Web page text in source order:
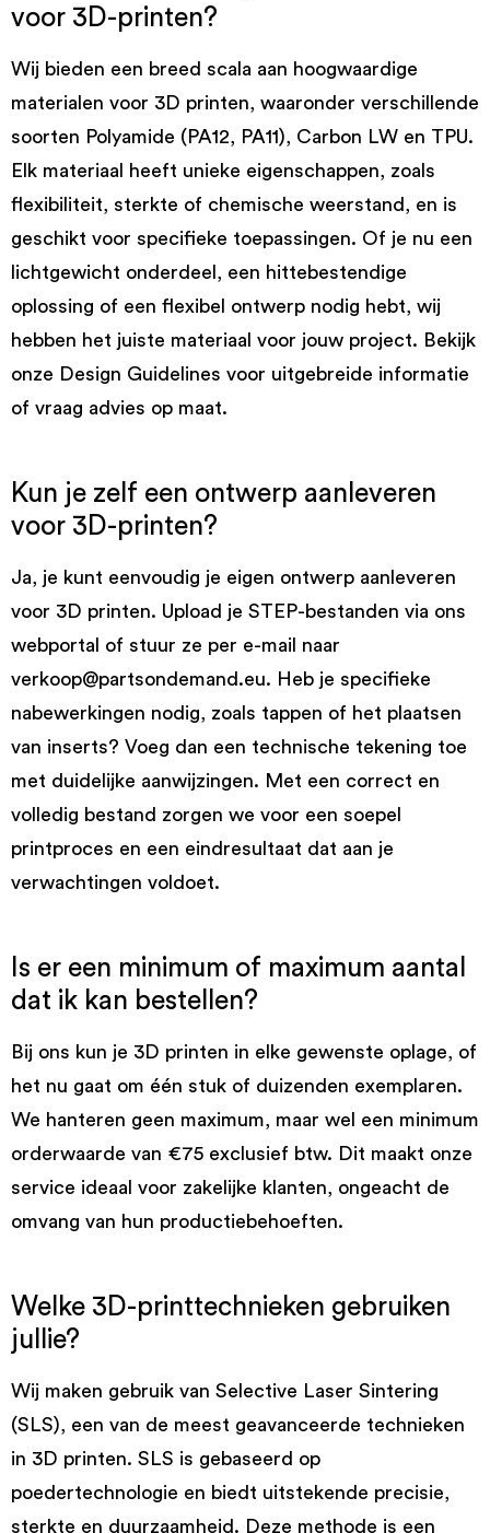
voor 3D-printen?
Wij bieden een breed scala aan hoogwaardige
materialen voor 3D printen, waaronder verschillende
soorten Polyamide (PA12, PA11), Carbon LW en TPU.
Elk materiaal heeft unieke eigenschappen, zoals
flexibiliteit, sterkte of chemische weerstand, en is
geschikt voor specifieke toepassingen. Of je nu een
lichtgewicht onderdeel, een hittebestendige
oplossing of een flexibel ontwerp nodig hebt, wij
hebben het juiste materiaal voor jouw project. Bekijk
onze Design Guidelines voor uitgebreide informatie
of vraag advies op maat.
Kun je zelf een ontwerp aanleveren
voor 3D-printen?
Ja, je kunt eenvoudig je eigen ontwerp aanleveren
voor 3D printen. Upload je STEP-bestanden via ons
webportal of stuur ze per e-mail naar
verkoop@partsondemand.eu. Heb je specifieke
nabewerkingen nodig, zoals tappen of het plaatsen
van inserts? Voeg dan een technische tekening toe
met duidelijke aanwijzingen. Met een correct en
volledig bestand zorgen we voor een soepel
printproces en een eindresultaat dat aan je
verwachtingen voldoet.
Is er een minimum of maximum aantal
dat ik kan bestellen?
Bij ons kun je 3D printen in elke gewenste oplage, of
het nu gaat om één stuk of duizenden exemplaren.
We hanteren geen maximum, maar wel een minimum
orderwaarde van €75 exclusief btw. Dit maakt onze
service ideaal voor zakelijke klanten, ongeacht de
omvang van hun productiebehoeften.
Welke 3D-printtechnieken gebruiken
jullie?
Wij maken gebruik van Selective Laser Sintering
(SLS), een van de meest geavanceerde technieken
in 3D printen. SLS is gebaseerd op
poedertechnologie en biedt uitstekende precisie,
sterkte en duurzaamheid. Deze methode is een